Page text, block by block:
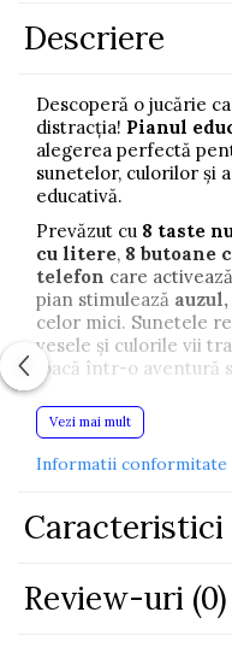
Descriere
Descoperă o jucărie
distracția! Pianul
alegerea perfectă
sunetelor, culorilor și
educativă.
Prevăzut cu 8 taste
cu litere, 8 butoane
telefon care
pian stimulează
celor mici. Sunetele
vesele și culorile vii
joacă într-o aventură
Jucăria este realizată
pentru copii
acasă, în mașină sau în
Material:Plastic
Alimentare:3 x
CE, EN71
Vezi mai mult
Informatii conformitate
Caracteristici
Review-uri (0)